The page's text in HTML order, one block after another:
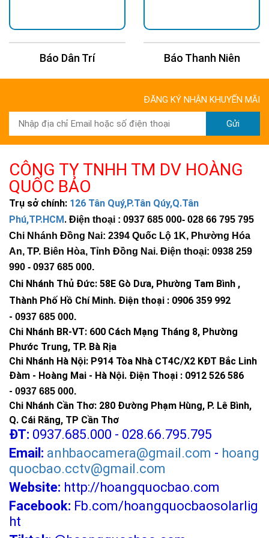
RMS.
Để có được kết quả sử dụng tốt nhất, vui lòng đặt biến tần
trên bề mặt phẳng, chẳng hạn như mặt đất, sàn xe hoặc bề
mặt rắn khác có thể dễ dàng cố định dây nguồn của biến tần.
Nơi làm việc phải đáp ứng các tiêu chí sau:
1. Giữ khô ráo, không để biến tần tiếp xúc với nước hoặc các
chất lỏng khác, giữ biến tần tránh xa nơi ẩm ướt hoặc nước.
2. Môi trường mát mẻ, giữ nhiệt độ từ 0 độ C (không ngưng tụ)
đến 40 độ C. Không đặt biến tần cạnh lỗ thoát nhiệt hoặc các
thiết bị nhiệt khác. Cố gắng giữ cho biến tần không bị ánh nắng
chiếu trực tiếp vào.
3. Thông gió. Không có vật thể nào chặn xung quanh và giữ
cho luồng không khí tự do lưu thông. Không đặt bất cứ vật gì
lên biến tần khi nó đang hoạt động vì quạt sẽ giúp tỏa nhiệt.
4. An toàn. Không sử dụng biến tần gần nơi có vật liệu dễ cháy
hoặc tích tụ khí dễ cháy.
5. Pin không chỉ cung cấp điện áp DC 11V đến 15V mà còn
cung cấp đủ dòng điện hoạt động cho tải. Nguồn điện phải là
nguồn điện đầy đủ, pin axit chì tốt. Ước tính sơ bộ dòng điện
mà tải cần, có thể ước tính bằng công suất tải chia cho 10
Báo Dân Trí Báo Thanh Niên
ĐĂNG KÝ NHẬN KHUYẾN MÃI
Gửi
CÔNG TY TNHH TM DV HOÀNG
QUỐC BẢO
Trụ sở chính: 126 Tân Quý,P.Tân Qúy,Q.Tân
Phú,TP.HCM. Điện thoại : 0937 685 000- 028 66 795 795
Chi Nhánh Đồng Nai: 2394 Quốc Lộ 1K, Phường Hóa
An, TP. Biên Hòa, Tỉnh Đồng Nai. Điện thoại: 0938 259
990 - 0937 685 000.
Chi Nhánh Thủ Đức: 58E Gò Dưa, Phường Tam Bình ,
Thành Phố Hồ Chí Minh. Điện thoại : 0906 359 992
- 0937 685 000.
Chi Nhánh BR-VT: 600 Cách Mạng Tháng 8, Phường
Phước Trung, TP. Bà Rịa
Chi Nhánh Hà Nội: P914 Tòa Nhà CT4C/X2 KĐT Bắc Linh
Đàm - Hoàng Mai - Hà Nội. Điện Thoại : 0912 526 586
- 0937 685 000.
Chi Nhánh Cần Thơ: 280 Đường Phạm Hùng, P. Lê Bình,
Q. Cái Răng, TP Cần Thơ
ĐT: 0937.685.000 - 028.66.795.795
Email: anhbaocamera@gmail.com - hoang
quocbao.cctv@gmail.com
Website: http://hoangquocbao.com
Facebook: Fb.com/hoangquocbaosolarlig
ht